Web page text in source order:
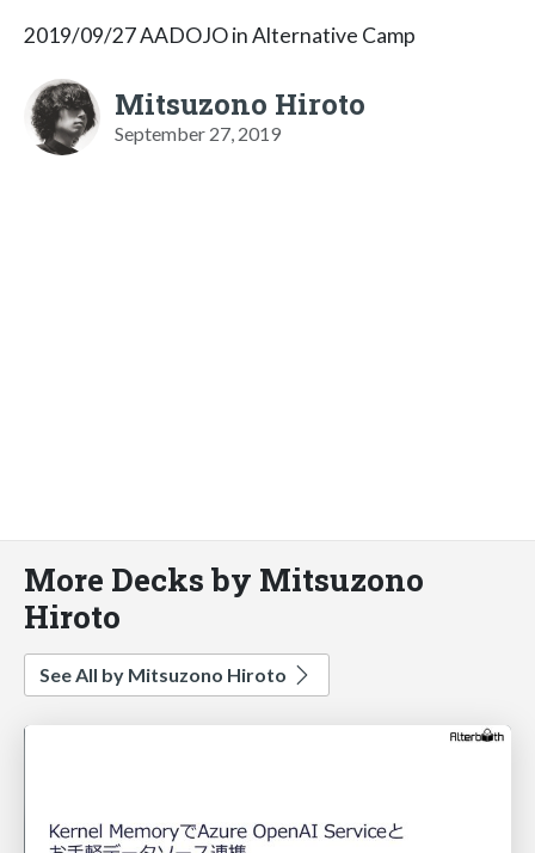
2019/09/27 AADOJO in Alternative Camp
Mitsuzono Hiroto
September 27, 2019
More Decks by Mitsuzono
Hiroto
See All by Mitsuzono Hiroto